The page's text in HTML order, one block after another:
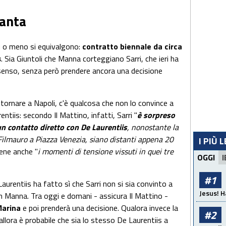
meno si equivalgono: contratto biennale da circa
. Sia Giuntoli che Manna corteggiano Sarri, che ieri ha
senza però prendere ancora una decisione
a Napoli, c'è qualcosa che non lo convince a
secondo Il Mattino, infatti, Sarri "è sorpreso
contatto diretto con De Laurentiis, nonostante la
a Piazza Venezia, siano distanti appena 20
anche "i momenti di tensione vissuti in quei tre
ha fatto sì che Sarri non si sia convinto a
Tra oggi e domani - assicura Il Mattino -
e poi prenderà una decisione. Qualora invece la
è probabile che sia lo stesso De Laurentiis a
I PIÙ
OGGI
#1
Jesus!
#2